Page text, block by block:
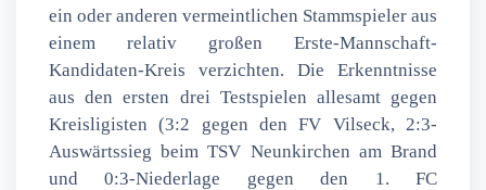
ein oder anderen vermeintlichen Stammspieler aus
einem relativ großen Erste-Mannschaft-
Kandidaten-Kreis verzichten. Die Erkenntnisse
aus den ersten drei Testspielen allesamt gegen
Kreisligisten (3:2 gegen den FV Vilseck, 2:3-
Auswärtssieg beim TSV Neunkirchen am Brand
und 0:3-Niederlage gegen den 1. FC